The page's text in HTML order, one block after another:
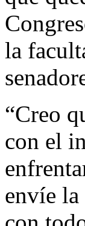
la
“Creo
con el
envíe la